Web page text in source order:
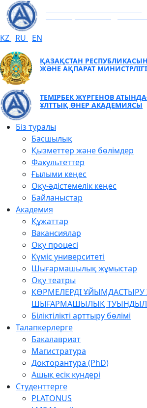
KZ RU EN
ҚАЗАҚСТАН
ЖӘНЕ АҚПАРАТ МИНИСТРЛІГІ
ТЕМІРБЕК ЖҮРГЕНОВ
ҰЛТТЫҚ ӨНЕР АКАДЕМИЯСЫ
Біз туралы
Басшылық
Қызметтер және бөлімдер
Факультеттер
Ғылыми кеңес
Оқу-әдістемелік кеңес
Байланыстар
Академия
Құжаттар
Вакансиялар
Оқу процесі
Күміс университеті
Шығармашылық жұмыстар
Оқу театры
КӨРМЕЛЕРДІ
ШЫҒАРМАШЫЛЫҚ
Біліктілікті арттыру бөлімі
Талапкерлерге
Бакалавриат
Магистратура
Докторантура (PhD)
Ашық есік күндері
Студенттерге
PLATONUS